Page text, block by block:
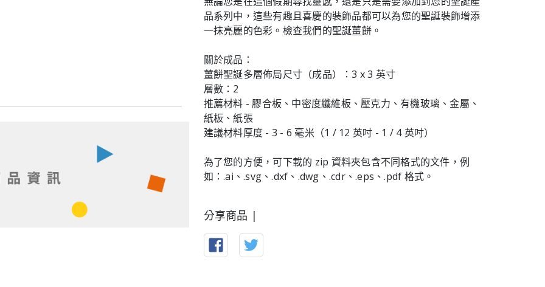
品系列中，這些有趣且喜慶的裝飾品都可以為您的聖誕裝飾增添
一抹亮麗的色彩。檢查我們的聖誕薑餅。
關於成品：
薑餅聖誕多層佈局尺寸（成品）：3 x 3 英寸
層數：2
推薦材料 - 膠合板、中密度纖維板、壓克力、有機玻璃、金屬、
紙板、紙張
建議材料厚度 - 3 - 6 毫米（1 / 12 英吋 - 1 / 4 英吋）
為了您的方便，可下載的 zip 資料夾包含不同格式的文件，例
如：.ai、.svg、.dxf、.dwg、.cdr、.eps、.pdf 格式。
分享商品 |